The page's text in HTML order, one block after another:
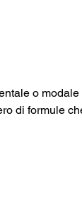
o
di formule